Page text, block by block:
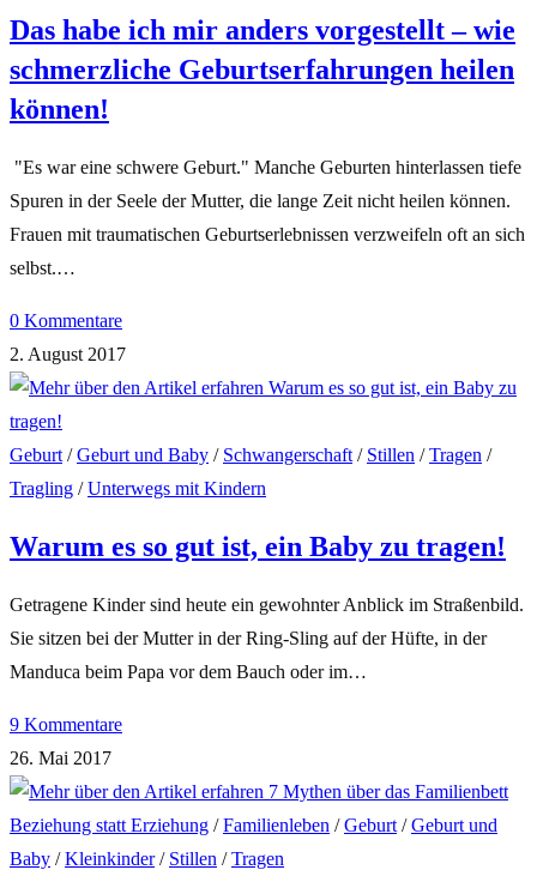
Das habe ich mir anders vorgestellt – wie
schmerzliche Geburtserfahrungen heilen
können!
"Es war eine schwere Geburt." Manche Geburten hinterlassen tiefe
Spuren in der Seele der Mutter, die lange Zeit nicht heilen können.
Frauen mit traumatischen Geburtserlebnissen verzweifeln oft an sich
selbst.…
0 Kommentare
2. August 2017
Geburt /Geburt und Baby / Schwangerschaft / Stillen /Tragen /
Tragling /Unterwegs mit Kindern
Warum es so gut ist, ein Baby zu tragen!
Getragene Kinder sind heute ein gewohnter Anblick im Straßenbild.
Sie sitzen bei der Mutter in der Ring-Sling auf der Hüfte, in der
Manduca beim Papa vor dem Bauch oder im…
9 Kommentare
26. Mai 2017
Beziehung statt Erziehung /Familienleben /Geburt /Geburt und
Baby /Kleinkinder/ Stillen /Tragen